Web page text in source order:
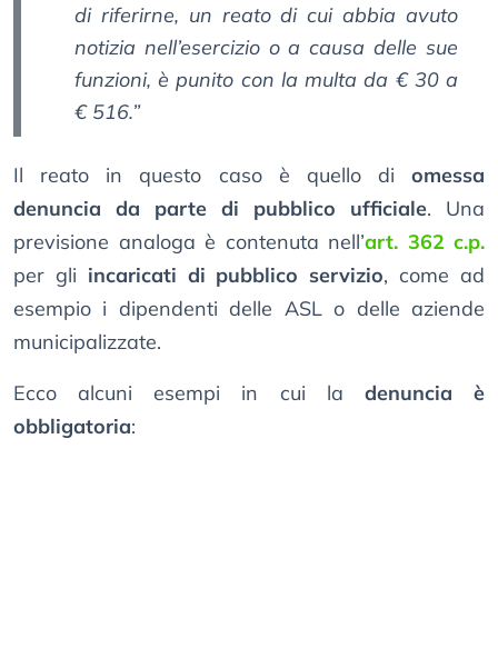
di riferirne, un reato di cui abbia avuto
notizia nell’esercizio o a causa delle sue
funzioni, è punito con la multa da € 30 a
€ 516.”
Il reato in questo caso è quello di omessa
denuncia da parte di pubblico ufficiale. Una
previsione analoga è contenuta nell’art. 362 c.p.
per gli incaricati di pubblico servizio, come ad
esempio i dipendenti delle ASL o delle aziende
municipalizzate.
Ecco alcuni esempi in cui la denuncia è
obbligatoria: